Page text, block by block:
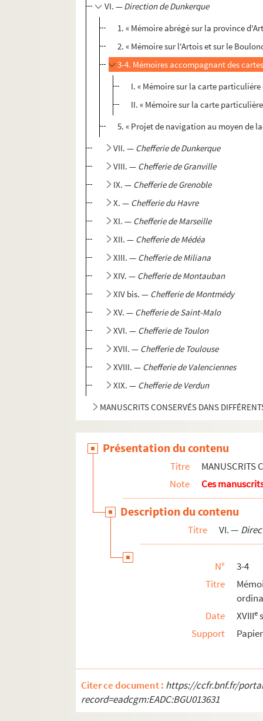
VI. —Direction de Dunkerque
1. « Mémoire abrégé sur la province
2. « Mémoire sur l'Artois et sur le
3-4. Mémoires accompagnant des
I. « Mémoire sur la carte
II. « Mémoire sur la carte
5. « Projet de navigation au moyen de
VII. — Chefferie de Dunkerque
VIII. — Chefferie de Granville
IX. — Chefferie de Grenoble
X. — Chefferie du Havre
XI. — Chefferie de Marseille
XII. — Chefferie de Médéa
XIII. — Chefferie de Miliana
XIV. — Chefferie de Montauban
XIV bis. — Chefferie de Montmédy
XV. — Chefferie de Saint-Malo
XVI. — Chefferie de Toulon
XVII. — Chefferie de Toulouse
XVIII. — Chefferie de Valenciennes
XIX. — Chefferie de Verdun
MANUSCRITS CONSERVÉS DANS
Présentation du contenu
Titre
MANUSCRITS
Note
Ces
Description du contenu
Titre VI. —
N°
3-4
Titre
Date
XVIIIe
Support
Papier
Citer ce document : https://ccfr.bnf.fr/
record=eadcgm:EADC:BGU013631